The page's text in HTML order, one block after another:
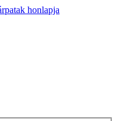
honlapja